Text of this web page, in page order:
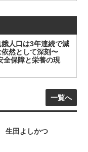
人口は3年連続で減
然として深刻〜
全保障と栄養の現
一覧へ
生田よしかつ